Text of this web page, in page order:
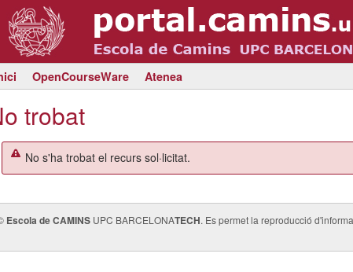
OpenCourseWare Atenea
trobat
No s'ha trobat el recurs sol·licitat.
Escola de CAMINS UPC BARCELONATECH. Es permet la reproducció